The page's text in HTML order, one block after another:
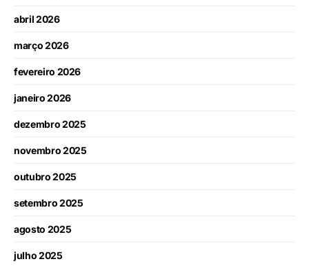
abril 2026
março 2026
fevereiro 2026
janeiro 2026
dezembro 2025
novembro 2025
outubro 2025
setembro 2025
agosto 2025
julho 2025